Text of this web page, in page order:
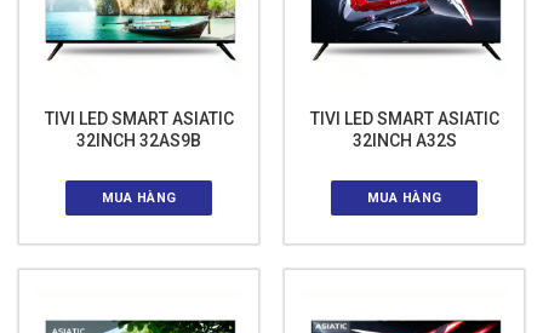
TIVI LED SMART ASIATIC
32INCH 32AS9B
MUA HÀNG
TIVI LED SMART ASIATIC
32INCH A32S
MUA HÀNG